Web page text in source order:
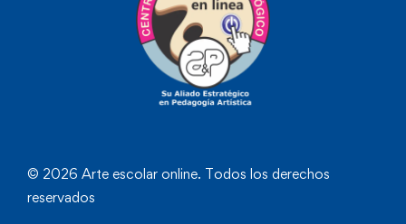
© 2026 Arte escolar online. Todos los derechos
reservados